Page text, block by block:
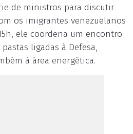
de ministros para discutir
os imigrantes venezuelanos
ele coordena um encontro
ligadas à Defesa,
à área energética.